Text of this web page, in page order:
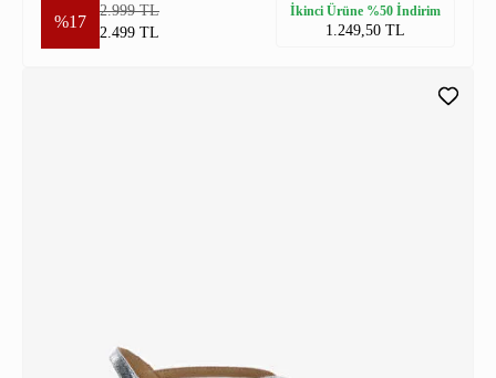
%17
2.999 TL
2.499 TL
İkinci Ürüne %50 İndirim
1.249,50 TL